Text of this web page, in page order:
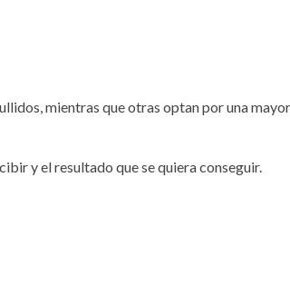
mientras que otras optan por una
y el resultado que se quiera conseguir.